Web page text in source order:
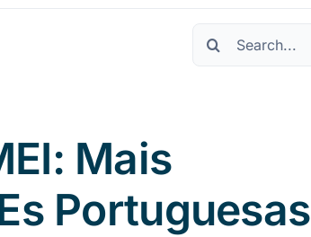
Procurar
por:
Mais
Portuguesas